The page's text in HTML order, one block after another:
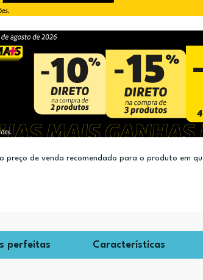
o preço de venda recomendado para o produto em
perfeitas Características